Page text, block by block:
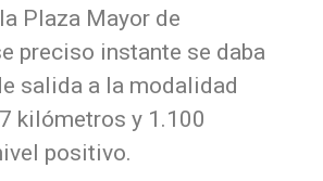
Plaza Mayor de
preciso instante se daba
salida a la modalidad
kilómetros y 1.100
positivo.